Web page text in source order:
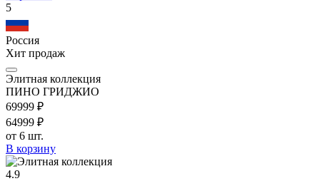
5
Россия
Хит продаж
Элитная коллекция
ПИНО ГРИДЖИО
69999 ₽
64999 ₽
от 6 шт.
В корзину
4.9